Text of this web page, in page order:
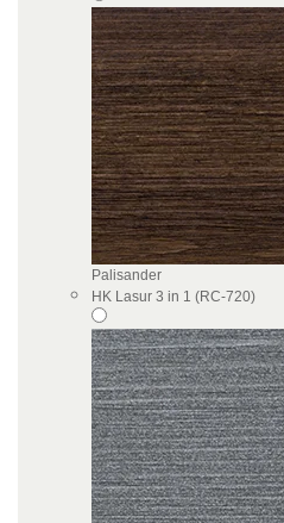
Palisander
HK Lasur 3 in 1 (RC-720)